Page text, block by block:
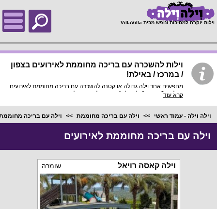
וילות יוקרה למסיבות ונופש מבית VillaVilla
וילות להשכרה עם בריכה מחוממת לאירועים בצפון
/ במרכז / באילת!
מחפשים אחר וילה גדולה או קטנה להשכרה עם בריכה מחוממת לאירועים
מכל סוג? באתר "וילה וילה" מבחר וילות נופש להשכרה עם בריכה
קרא עוד
וילה וילה - עמוד ראשי וילה עם בריכה מחוממת וילה עם בריכה
וילה עם בריכה מחוממת לאירועים
וילה קאסה רויאל שומרה